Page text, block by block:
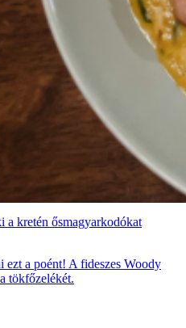
a kretén ősmagyarkodókat
ezt a poént! A fideszes Woody
tökfőzelékét.